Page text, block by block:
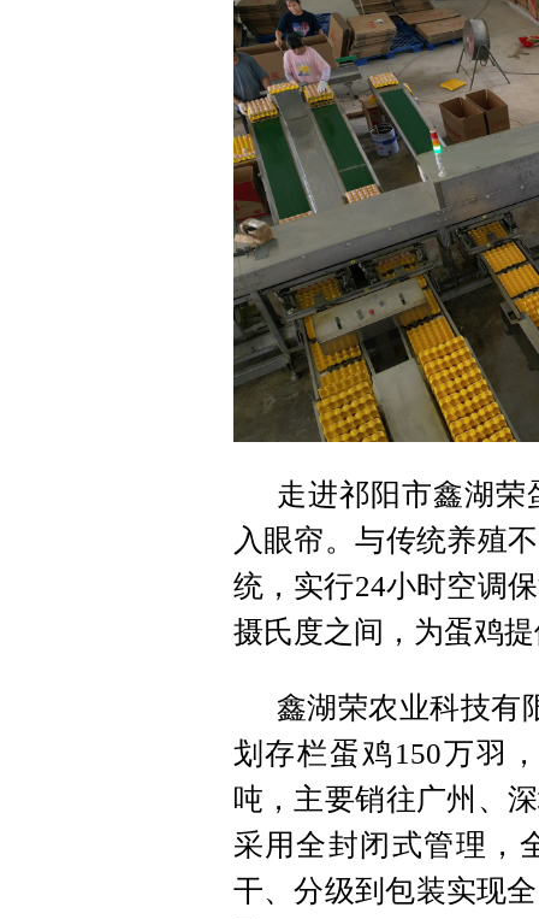
走进祁阳市鑫湖
入眼帘。与传统养殖
统，实行24小时空调
摄氏度之间，为蛋鸡
鑫湖荣农业科技有
划存栏蛋鸡150万羽
吨，主要销往广州、
采用全封闭式管理，
干、分级到包装实现